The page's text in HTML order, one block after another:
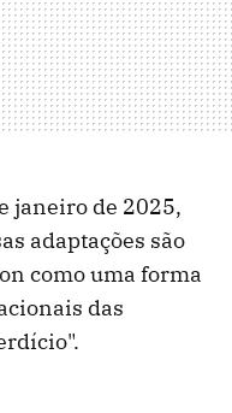
janeiro de 2025,
adaptações são
como uma forma
das